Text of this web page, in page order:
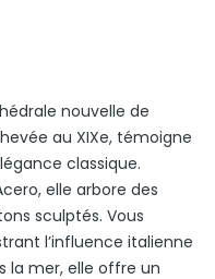
nouvelle de
au XIXe, témoigne
classique.
elle arbore des
sculptés. Vous
l’influence italienne
la mer, elle offre un